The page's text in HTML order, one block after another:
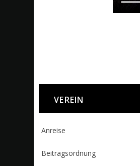
VEREIN
Anreise
Beitragsordnung